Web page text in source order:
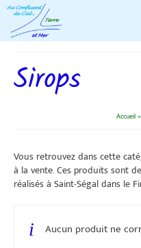
Sirops
Accueil»
Vous retrouvez dans cette
à la vente. Ces produits sont
réalisés à Saint-Ségal dans le
Aucun produit ne